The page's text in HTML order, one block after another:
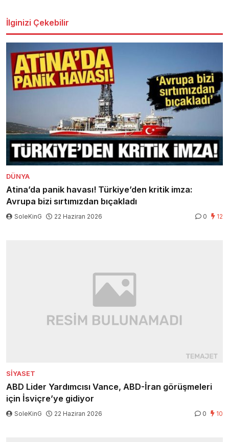
İlginizi Çekebilir
DÜNYA
Atina’da panik havası! Türkiye’den kritik imza:
Avrupa bizi sırtımızdan bıçakladı
SoleKinG 22 Haziran 2026 0 12
SIYASET
ABD Lider Yardımcısı Vance, ABD-İran görüşmeleri
için İsviçre’ye gidiyor
SoleKinG 22 Haziran 2026 0 10